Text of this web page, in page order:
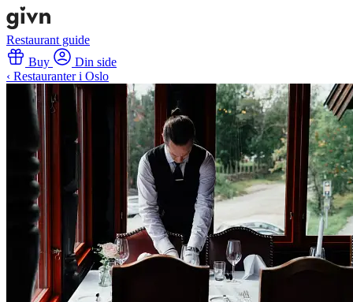
Restaurant guide
Buy
Din side
‹ Restauranter i Oslo